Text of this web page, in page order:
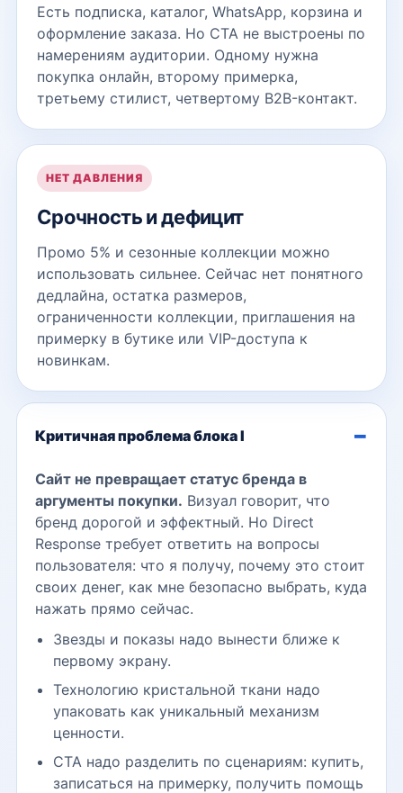
Есть подписка, каталог, WhatsApp, корзина и
оформление заказа. Но CTA не выстроены по
намерениям аудитории. Одному нужна
покупка онлайн, второму примерка,
третьему стилист, четвертому B2B-контакт.
НЕТ ДАВЛЕНИЯ
Срочность и дефицит
Промо 5% и сезонные коллекции можно
использовать сильнее. Сейчас нет понятного
дедлайна, остатка размеров,
ограниченности коллекции, приглашения на
примерку в бутике или VIP-доступа к
новинкам.
Критичная проблема блока I
Сайт не превращает статус бренда в
аргументы покупки. Визуал говорит, что
бренд дорогой и эффектный. Но Direct
Response требует ответить на вопросы
пользователя: что я получу, почему это стоит
своих денег, как мне безопасно выбрать, куда
нажать прямо сейчас.
Звезды и показы надо вынести ближе к
первому экрану.
Технологию кристальной ткани надо
упаковать как уникальный механизм
ценности.
CTA надо разделить по сценариям: купить,
записаться на примерку, получить помощь